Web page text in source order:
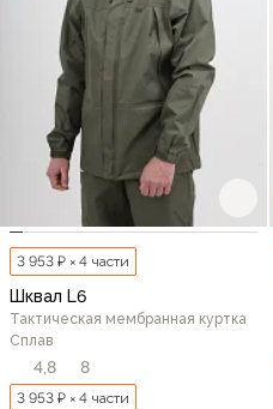
3 953 ₽ × 4 части
Шквал L6
Тактическая мембранная куртка
Сплав
4,8 8
3 953 ₽ × 4 части